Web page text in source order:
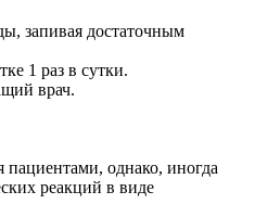
запивая достаточным
1 раз в сутки.
врач.
пациентами, однако, иногда
реакций в виде